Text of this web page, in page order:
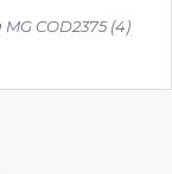
COD2375 (4)